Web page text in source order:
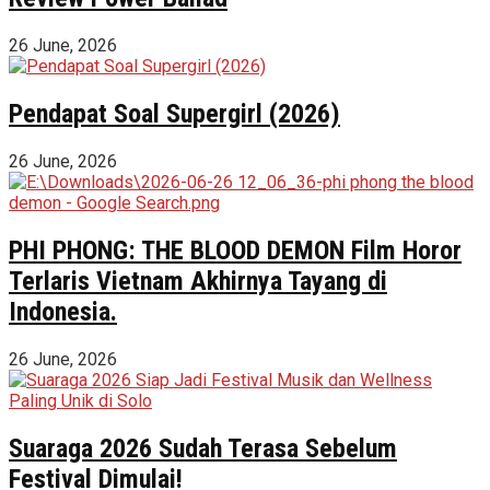
26 June, 2026
Pendapat Soal Supergirl (2026)
26 June, 2026
PHI PHONG: THE BLOOD DEMON Film Horor
Terlaris Vietnam Akhirnya Tayang di
Indonesia.
26 June, 2026
Suaraga 2026 Sudah Terasa Sebelum
Festival Dimulai!